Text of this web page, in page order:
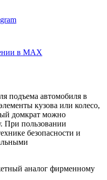
в MAX
подъема автомобиля в
кузова или колесо,
домкрат можно
При пользовании
безопасности и
аналог фирменному